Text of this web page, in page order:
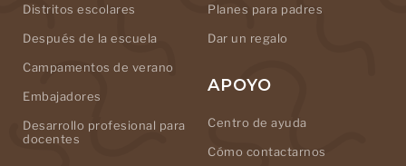
Distritos escolares
Después de la escuela
Campamentos de verano
Embajadores
Desarrollo profesional para
docentes
Planes para padres
Dar un regalo
APOYO
Centro de ayuda
Cómo contactarnos